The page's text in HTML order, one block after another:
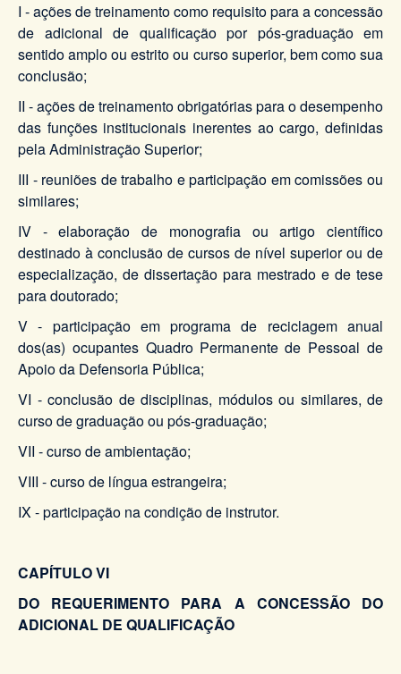
I - ações de treinamento como requisito para a concessão
de adicional de qualificação por pós-graduação em
sentido amplo ou estrito ou curso superior, bem como sua
conclusão;
II - ações de treinamento obrigatórias para o desempenho
das funções institucionais inerentes ao cargo, definidas
pela Administração Superior;
III - reuniões de trabalho e participação em comissões ou
similares;
IV - elaboração de monografia ou artigo científico
destinado à conclusão de cursos de nível superior ou de
especialização, de dissertação para mestrado e de tese
para doutorado;
V - participação em programa de reciclagem anual
dos(as) ocupantes Quadro Permanente de Pessoal de
Apoio da Defensoria Pública;
VI - conclusão de disciplinas, módulos ou similares, de
curso de graduação ou pós-graduação;
VII - curso de ambientação;
VIII - curso de língua estrangeira;
IX - participação na condição de instrutor.
CAPÍTULO VI
DO REQUERIMENTO PARA A CONCESSÃO DO
ADICIONAL DE QUALIFICAÇÃO